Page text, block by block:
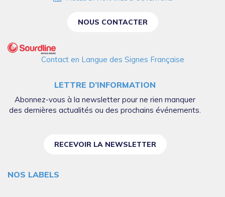
NOUS CONTACTER
Contact en Langue des Signes Française
LETTRE D’INFORMATION
Abonnez-vous à la newsletter pour ne rien manquer
des dernières actualités ou des prochains événements.
RECEVOIR LA NEWSLETTER
NOS LABELS